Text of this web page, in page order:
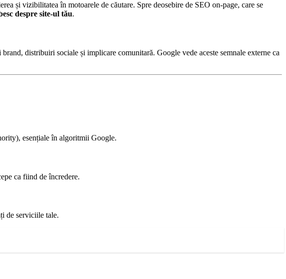
și vizibilitatea în motoarele de căutare. Spre deosebire de SEO on-page, care se
despre site-ul tău.
distribuiri sociale și implicare comunitară. Google vede aceste semnale externe ca
esențiale în algoritmii Google.
ca fiind de încredere.
de serviciile tale.